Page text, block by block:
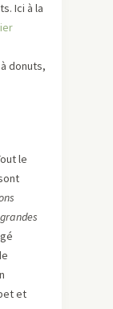
Ici à la
donuts,
le
et